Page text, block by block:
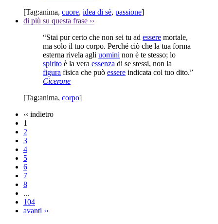
[Tag:anima, cuore, idea di sè, passione]
di più su questa frase ››
“Stai pur certo che non sei tu ad essere mortale,
ma solo il tuo corpo. Perché ciò che la tua forma
esterna rivela agli uomini non è te stesso; lo
spirito è la vera essenza di se stessi, non la
figura fisica che può essere indicata col tuo dito.”
Cicerone
[Tag:anima, corpo]
‹‹ indietro
1
2
3
4
5
6
7
8
...
104
avanti ››